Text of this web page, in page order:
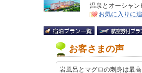
リ
ア
特
徴
温泉とオーシャ
お気に入りに
お客さまの声
岩風呂とマグロの刺身は最